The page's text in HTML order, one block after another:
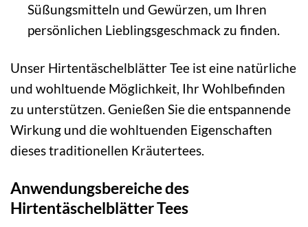
Süßungsmitteln und Gewürzen, um Ihren
persönlichen Lieblingsgeschmack zu finden.
Unser Hirtentäschelblätter Tee ist eine natürliche
und wohltuende Möglichkeit, Ihr Wohlbefinden
zu unterstützen. Genießen Sie die entspannende
Wirkung und die wohltuenden Eigenschaften
dieses traditionellen Kräutertees.
Anwendungsbereiche des
Hirtentäschelblätter Tees